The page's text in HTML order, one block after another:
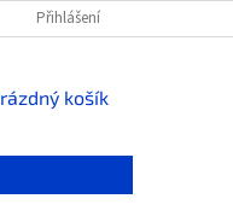
Přihlášení
košík